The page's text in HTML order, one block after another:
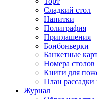
Сладкий стол
Напитки
Полиграфия
Приглашения
Бонбоньерки
Банкетные
Номера столов
Книги для
План рассадки
Журнал